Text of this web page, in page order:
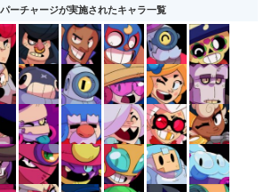
ーチャージが実施されたキャラ一覧